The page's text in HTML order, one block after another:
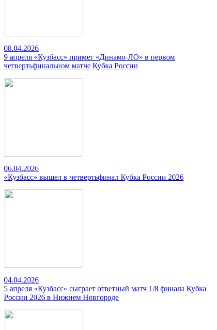
08.04.2026
9 апреля «Кузбасс» примет «Динамо-ЛО» в первом
четвертьфинальном матче Кубка России
06.04.2026
«Кузбасс» вышел в четвертьфинал Кубка России 2026
04.04.2026
5 апреля «Кузбасс» сыграет ответный матч 1/8 финала Кубка
России 2026 в Нижнем Новгороде